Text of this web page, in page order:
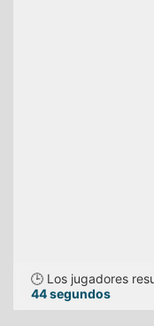
🕒 Los jugadores
44 segundos